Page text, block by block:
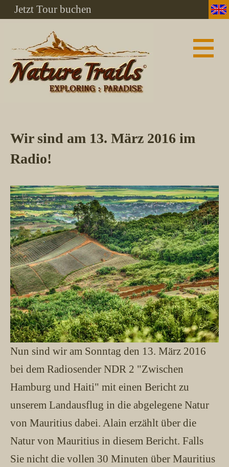
Jetzt Tour buchen
Wir sind am 13. März 2016 im
Radio!
Nun sind wir am Sonntag den 13. März 2016
bei dem Radiosender NDR 2 "Zwischen
Hamburg und Haiti" mit einen Bericht zu
unserem Landausflug in die abgelegene Natur
von Mauritius dabei. Alain erzählt über die
Natur von Mauritius in diesem Bericht. Falls
Sie nicht die vollen 30 Minuten über Mauritius